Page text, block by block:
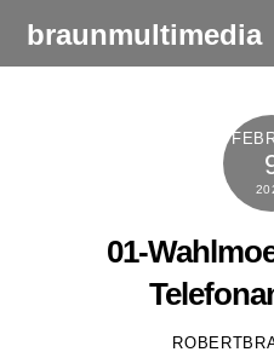
braunmultimedia
01-